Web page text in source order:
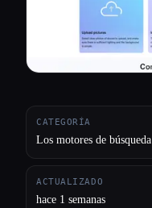
CATEGORÍA
Los motores de búsqueda
ACTUALIZADO
hace 1 semanas